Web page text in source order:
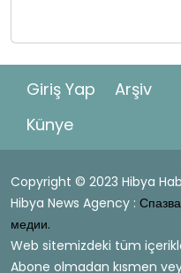
Giriş Yap
Arşiv
Künye
Copyright © 2023 Hibya
Hibya News Agency :
медии.
Web sitemizdeki tüm
Abone olmadan kısmen